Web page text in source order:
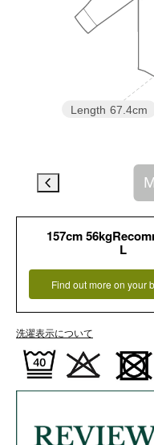
Length 67.4cm
M
157cm
L
Find out more on your
洗濯表示について